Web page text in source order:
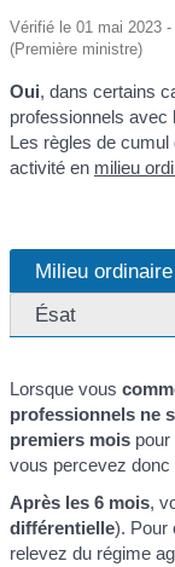
Vérifié le 01 mai 2023
(Première ministre)
Oui, dans certains
professionnels avec
Les règles de
activité en milieu
Milieu ordinaire
Ésat
Lorsque vous
professionnels ne
premiers mois
vous percevez donc
Après les 6 mois,
différentielle). Pour
relevez du régime